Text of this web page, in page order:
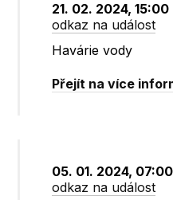
21. 02. 2024,
odkaz na událost
Havárie vody
Přejít na více
05. 01. 2024,
odkaz na událost